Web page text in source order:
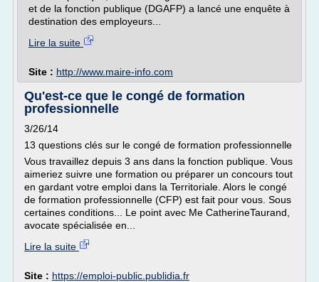
et de la fonction publique (DGAFP) a lancé une enquête à
destination des employeurs...
Lire la suite
Site : http://www.maire-info.com
Qu'est-ce que le congé de formation
professionnelle
3/26/14
13 questions clés sur le congé de formation professionnelle
Vous travaillez depuis 3 ans dans la fonction publique. Vous
aimeriez suivre une formation ou préparer un concours tout
en gardant votre emploi dans la Territoriale. Alors le congé
de formation professionnelle (CFP) est fait pour vous. Sous
certaines conditions... Le point avec Me CatherineTaurand,
avocate spécialisée en...
Lire la suite
Site : https://emploi-public.publidia.fr